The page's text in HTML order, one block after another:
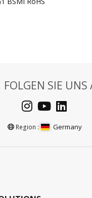
FOLGEN SIE UNS
Region : Germany